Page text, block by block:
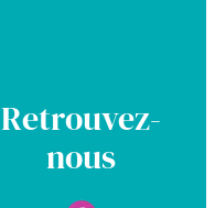
Retrouvez-
nous